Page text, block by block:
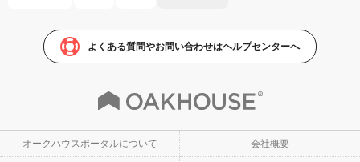
よくある質問やお問い合わせはヘルプセンターへ
オークハウスポータルについて 会社概要